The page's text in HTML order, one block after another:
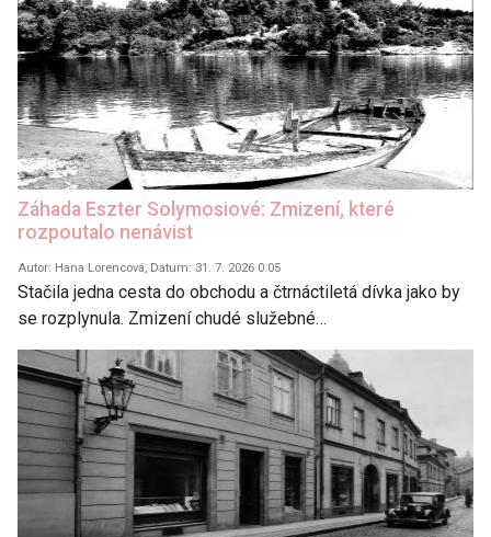
Záhada Eszter Solymosiové: Zmizení, které
rozpoutalo nenávist
Autor: Hana Lorencová, Datum: 31. 7. 2026 0:05
Stačila jedna cesta do obchodu a čtrnáctiletá dívka jako by
se rozplynula. Zmizení chudé služebné…